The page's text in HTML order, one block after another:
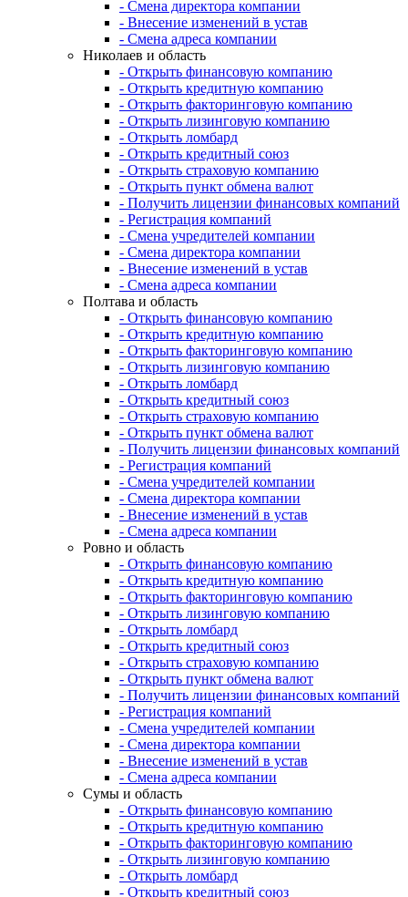
- Смена директора компании
- Внесение изменений в устав
- Смена адреса компании
Николаев и область
- Открыть финансовую компанию
- Открыть кредитную компанию
- Открыть факторинговую компанию
- Открыть лизинговую компанию
- Открыть ломбард
- Открыть кредитный союз
- Открыть страховую компанию
- Открыть пункт обмена валют
- Получить лицензии финансовых компаний
- Регистрация компаний
- Смена учредителей компании
- Смена директора компании
- Внесение изменений в устав
- Смена адреса компании
Полтава и область
- Открыть финансовую компанию
- Открыть кредитную компанию
- Открыть факторинговую компанию
- Открыть лизинговую компанию
- Открыть ломбард
- Открыть кредитный союз
- Открыть страховую компанию
- Открыть пункт обмена валют
- Получить лицензии финансовых компаний
- Регистрация компаний
- Смена учредителей компании
- Смена директора компании
- Внесение изменений в устав
- Смена адреса компании
Ровно и область
- Открыть финансовую компанию
- Открыть кредитную компанию
- Открыть факторинговую компанию
- Открыть лизинговую компанию
- Открыть ломбард
- Открыть кредитный союз
- Открыть страховую компанию
- Открыть пункт обмена валют
- Получить лицензии финансовых компаний
- Регистрация компаний
- Смена учредителей компании
- Смена директора компании
- Внесение изменений в устав
- Смена адреса компании
Сумы и область
- Открыть финансовую компанию
- Открыть кредитную компанию
- Открыть факторинговую компанию
- Открыть лизинговую компанию
- Открыть ломбард
- Открыть кредитный союз